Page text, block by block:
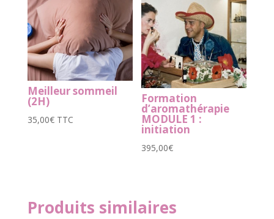
Meilleur sommeil
(2H)
35,00€ TTC
Formation
d’aromathérapie
MODULE 1 :
initiation
395,00€
Produits similaires